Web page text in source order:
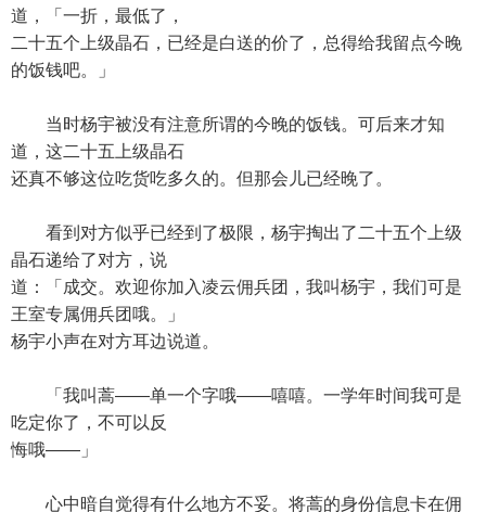
道，「一折，最低了，
二十五个上级晶石，已经是白送的价了，总得给我留点今晚
的饭钱吧。」
当时杨宇被没有注意所谓的今晚的饭钱。可后来才知
道，这二十五上级晶石
还真不够这位吃货吃多久的。但那会儿已经晚了。
看到对方似乎已经到了极限，杨宇掏出了二十五个上级
晶石递给了对方，说
道：「成交。欢迎你加入凌云佣兵团，我叫杨宇，我们可是
王室专属佣兵团哦。」
杨宇小声在对方耳边说道。
「我叫蒿——单一个字哦——嘻嘻。一学年时间我可是
吃定你了，不可以反
悔哦——」
心中暗自觉得有什么地方不妥。将蒿的身份信息卡在佣